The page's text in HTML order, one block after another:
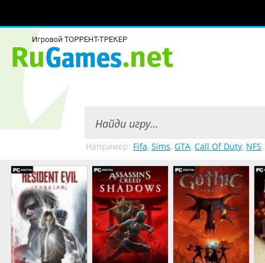
Например: Fifa, Sims, GTA, Call Of Duty, NFS,